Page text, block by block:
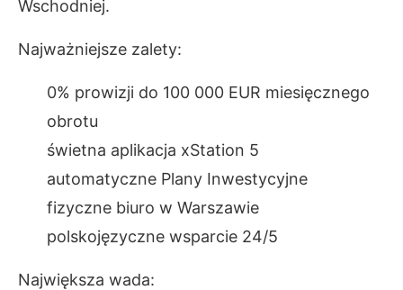
Wschodniej.
Najważniejsze zalety:
0% prowizji do 100 000 EUR miesięcznego
obrotu
świetna aplikacja xStation 5
automatyczne Plany Inwestycyjne
fizyczne biuro w Warszawie
polskojęzyczne wsparcie 24/5
Największa wada: